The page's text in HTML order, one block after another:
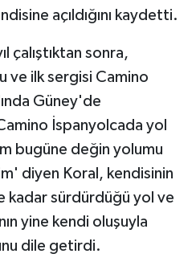
açıldığını kaydetti.
çalıştıktan sonra,
ve ilk sergisi Camino
Güney'de
İspanyolcada yol
bugüne değin yolumu
diyen Koral, kendisinin
kadar sürdürdüğü yol ve
yine kendi oluşuyla
dile getirdi.